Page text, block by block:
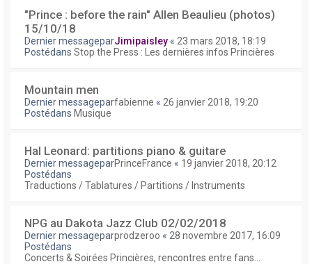
"Prince : before the rain" Allen Beaulieu (photos)
15/10/18
Dernier messageparJimipaisley « 23 mars 2018, 18:19
Postédans Stop the Press : Les dernières infos Princières
Mountain men
Dernier messageparfabienne « 26 janvier 2018, 19:20
Postédans Musique
Hal Leonard: partitions piano & guitare
Dernier messageparPrinceFrance « 19 janvier 2018, 20:12
Postédans
Traductions / Tablatures / Partitions / Instruments
NPG au Dakota Jazz Club 02/02/2018
Dernier messageparprodzeroo « 28 novembre 2017, 16:09
Postédans
Concerts & Soirées Princières, rencontres entre fans...